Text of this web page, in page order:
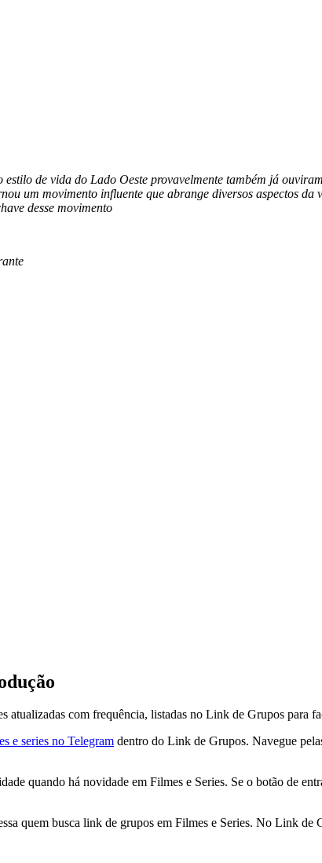
de vida do Lado Oeste provavelmente também já
um movimento influente que abrange diversos aspectos
desse movimento
atualizadas com frequência, listadas no Link de Grupos para
e series no Telegram dentro do Link de Grupos. Navegue
quando há novidade em Filmes e Series. Se o botão de
quem busca link de grupos em Filmes e Series. No Link